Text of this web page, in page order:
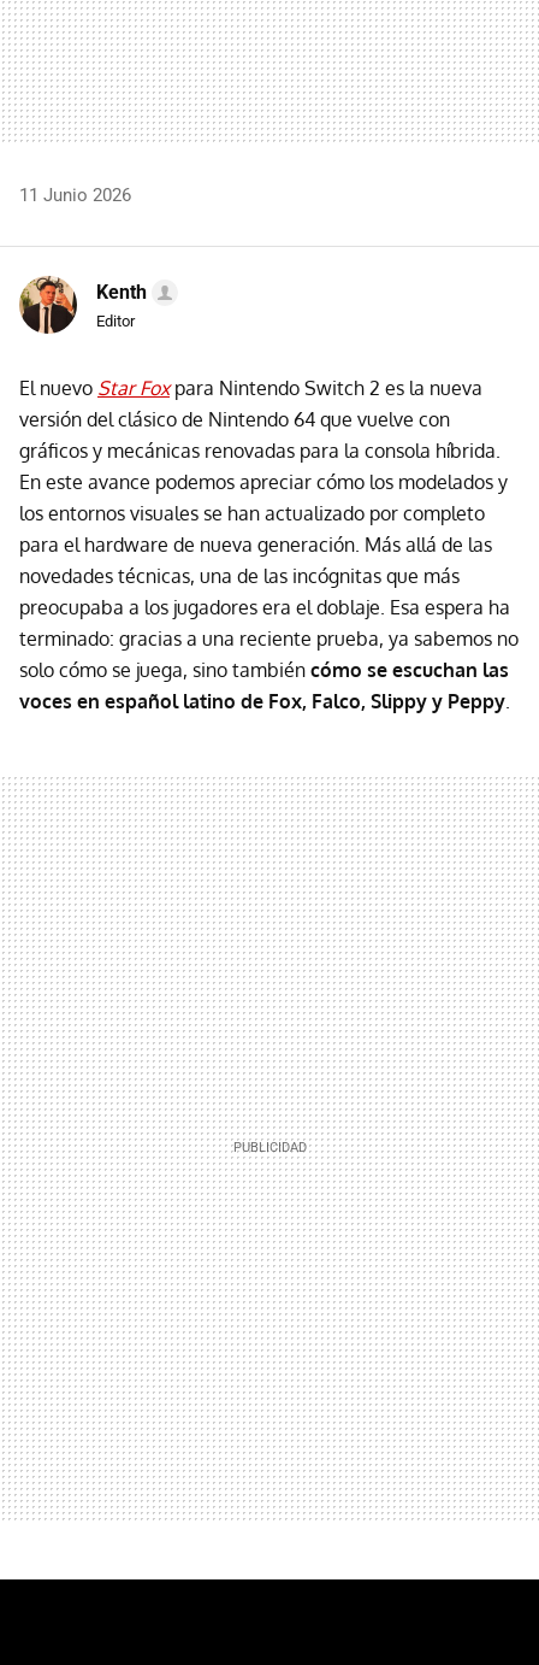
11 Junio 2026
Kenth
Editor
El nuevo Star Foxpara Nintendo Switch 2 es la nueva
versión del clásico de Nintendo 64 que vuelve con
gráficos y mecánicas renovadas para la consola híbrida.
En este avance podemos apreciar cómo los modelados y
los entornos visuales se han actualizado por completo
para el hardware de nueva generación. Más allá de las
novedades técnicas, una de las incógnitas que más
preocupaba a los jugadores era el doblaje. Esa espera ha
terminado: gracias a una reciente prueba, ya sabemos no
solo cómo se juega, sino también cómo se escuchan las
voces en español latino de Fox, Falco, Slippy y Peppy.